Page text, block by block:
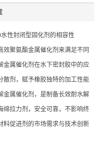
性封闭型固化剂的相容性
效聚氨酯金属催化剂来满足不同
能需求
金属催化剂在水下密封胶中的应
散剂，赋予橡胶独特的加工性能
能
金属催化剂，是制备长效耐水解
材料的关键
绵拉力剂，安全可靠，不影响终
料促进剂的市场需求与技术创新